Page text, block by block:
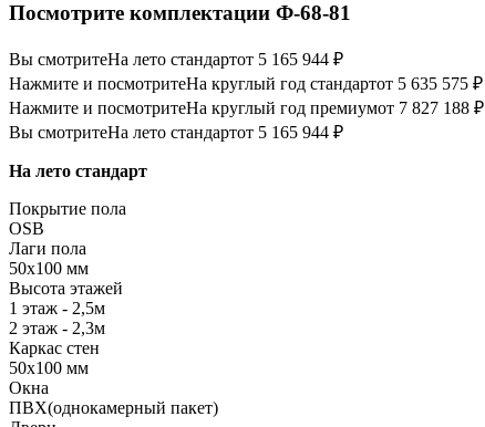
Посмотрите комплектации Ф-68-81
Вы смотритеНа лето стандартот 5 165 944 ₽
Нажмите и посмотритеНа круглый год стандартот 5 635 575 ₽
Нажмите и посмотритеНа круглый год премиумот 7 827 188 ₽
Вы смотритеНа лето стандартот 5 165 944 ₽
На лето стандарт
Покрытие пола
OSB
Лаги пола
50х100 мм
Высота этажей
1 этаж - 2,5м
2 этаж - 2,3м
Каркас стен
50х100 мм
Окна
ПВХ(однокамерный пакет)